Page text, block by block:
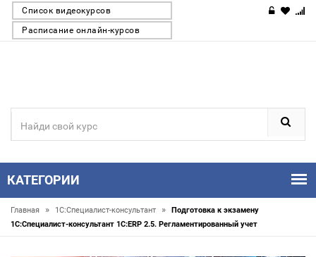
Список видеокурсов
Расписание онлайн-курсов
КАТЕГОРИИ
Главная » 1С:Специалист-консультант »
Подготовка к экзамену
1С:Специалист-консультант 1С:ERP 2.5. Регламентированный учет